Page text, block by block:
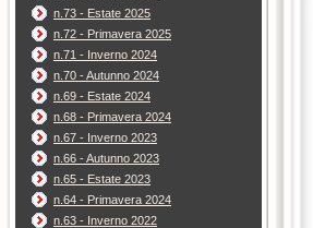
n.73 - Estate 2025
n.72 - Primavera 2025
n.71 - Inverno 2024
n.70 - Autunno 2024
n.69 - Estate 2024
n.68 - Primavera 2024
n.67 - Inverno 2023
n.66 - Autunno 2023
n.65 - Estate 2023
n.64 - Primavera 2024
n.63 - Inverno 2022